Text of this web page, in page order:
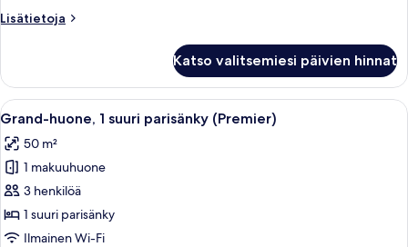
sänkyä)
Lisätietoja
Lisätietoja
premier-
huone
(kaksi
Katso valitsemiesi päivien hinnat
Avaa
kaikki
huonetyypin
Grand-
huone,
1
suuri
Hotellihuone, jossa on suuri sänky,
6
Grand-huone, 1 suuri parisänky (Premier)
50 m²
1 makuuhuone
3 henkilöä
1 suuri parisänky
Ilmainen Wi-Fi